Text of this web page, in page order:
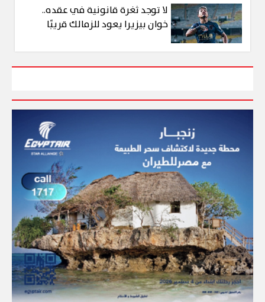
لا توجد ثغرة قانونية في عقده..
خوان بيزيرا يعود للزمالك قريبًا